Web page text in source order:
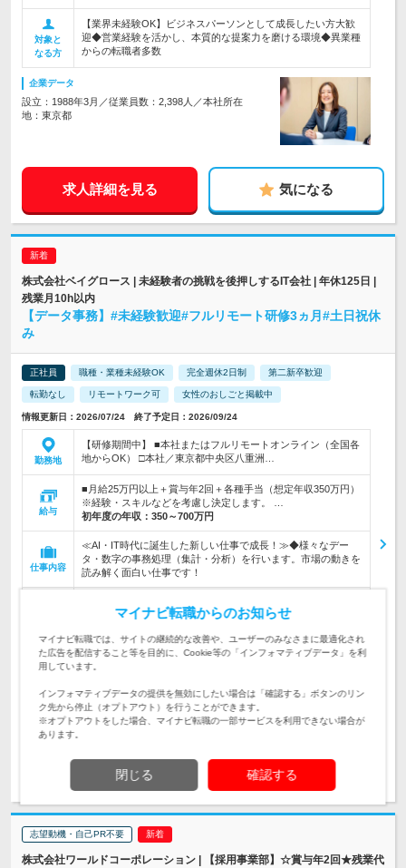
対象と
なる方
【業界未経験OK】ビジネスパーソンとして成長したい方大歓
迎◆営業経験を活かし、本質的な提案力を磨ける環境◆異業種
からの転職者多数
企業データ
設立：1988年3月／従業員数：2,398人／本社所在
地：東京都
求人詳細を見る 気になる
株式会社ベイグロース | 未経験者の挑戦を後押しするIT会社 | 年休125日 |
残業月10h以内
【データ事務】#未経験歓迎#フルリモート研修3ヵ月#土日祝休
み
正社員 職種・業種未経験OK 完全週休2日制 第二新卒歓迎
転勤なし リモートワーク可 女性のおしごと掲載中
情報更新日：2026/07/24 終了予定日：2026/09/24
勤務地
【研修期間中】 ■本社またはフルリモートオンライン（全国各
地からOK） □本社／東京都中央区八重洲…
給与
■月給25万円以上＋賞与年2回＋各種手当（想定年収350万円）
※経験・スキルなどを考慮し決定します。 …
初年度の年収： 350～700万円
仕事内容
≪AI・IT時代に誕生した新しい仕事で成長！≫◆様々なデー
タ・数字の事務処理（集計・分析）を行います。市場の動きを
読み解く面白い仕事です！
験者向けの研修からスタート★データや数字の集計・分析に興
企業データ
求人詳細を見る 気になる
志望動機・自己PR不要
株式会社ワールドコーポレーション | 【採用事業部】☆賞与年2回★残業代
マイナビ転職からのお知らせ
マイナビ転職では、サイトの継続的な改善や、ユーザーのみなさまに最適化され
た広告を配信すること等を目的に、Cookie等の「インフォマティブデータ」を利
用しています。
インフォマティブデータの提供を無効にしたい場合は「確認する」ボタンのリン
ク先から停止（オプトアウト）を行うことができます。
※オプトアウトをした場合、マイナビ転職の一部サービスを利用できない場合が
あります。
閉じる 確認する